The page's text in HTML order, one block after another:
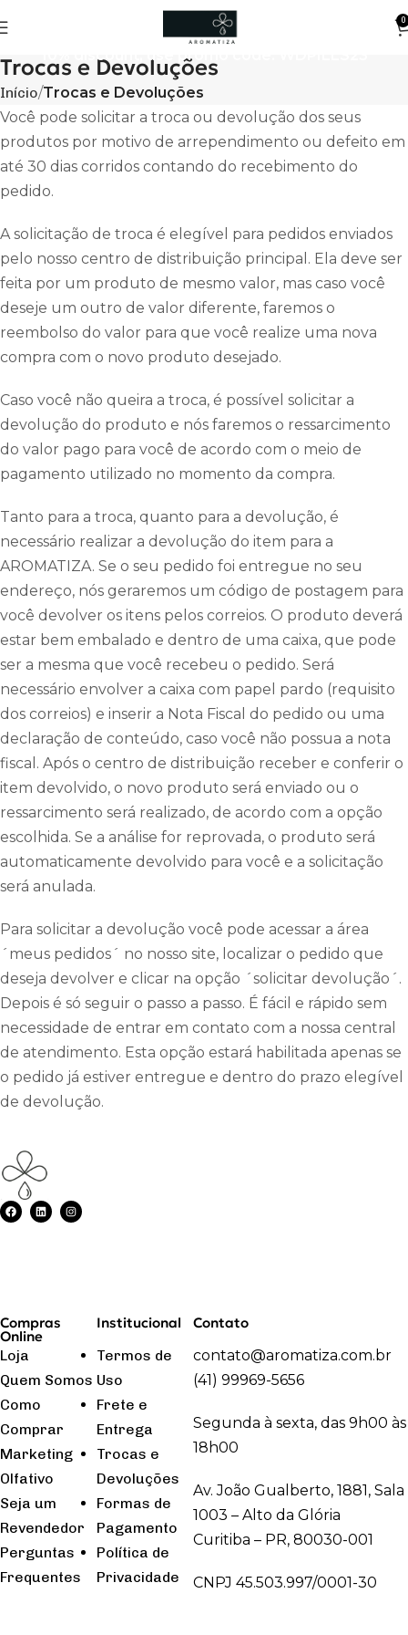
0
10% discount, use promo code: WDPILLS23
Trocas e Devoluções
Início Trocas e Devoluções
Você pode solicitar a troca ou devolução dos seus
produtos por motivo de arrependimento ou defeito em
até 30 dias corridos contando do recebimento do
pedido.
A solicitação de troca é elegível para pedidos enviados
pelo nosso centro de distribuição principal. Ela deve ser
feita por um produto de mesmo valor, mas caso você
deseje um outro de valor diferente, faremos o
reembolso do valor para que você realize uma nova
compra com o novo produto desejado.
Caso você não queira a troca, é possível solicitar a
devolução do produto e nós faremos o ressarcimento
do valor pago para você de acordo com o meio de
pagamento utilizado no momento da compra.
Tanto para a troca, quanto para a devolução, é
necessário realizar a devolução do item para a
AROMATIZA. Se o seu pedido foi entregue no seu
endereço, nós geraremos um código de postagem para
você devolver os itens pelos correios. O produto deverá
estar bem embalado e dentro de uma caixa, que pode
ser a mesma que você recebeu o pedido. Será
necessário envolver a caixa com papel pardo (requisito
dos correios) e inserir a Nota Fiscal do pedido ou uma
declaração de conteúdo, caso você não possua a nota
fiscal. Após o centro de distribuição receber e conferir o
item devolvido, o novo produto será enviado ou o
ressarcimento será realizado, de acordo com a opção
escolhida. Se a análise for reprovada, o produto será
automaticamente devolvido para você e a solicitação
será anulada.
Para solicitar a devolução você pode acessar a área
´meus pedidos´ no nosso site, localizar o pedido que
deseja devolver e clicar na opção ´solicitar devolução´.
Depois é só seguir o passo a passo. É fácil e rápido sem
necessidade de entrar em contato com a nossa central
de atendimento. Esta opção estará habilitada apenas se
o pedido já estiver entregue e dentro do prazo elegível
de devolução.
Compras
Online
Loja
Quem Somos
Como
Comprar
Marketing
Olfativo
Seja um
Revendedor
Perguntas
Frequentes
Institucional
Termos de
Uso
Frete e
Entrega
Trocas e
Devoluções
Formas de
Pagamento
Política de
Privacidade
Contato
contato@aromatiza.com.br
(41) 99969-5656
Segunda à sexta, das 9h00 às
18h00
Av. João Gualberto, 1881, Sala
1003 – Alto da Glória
Curitiba – PR, 80030-001
CNPJ 45.503.997/0001-30